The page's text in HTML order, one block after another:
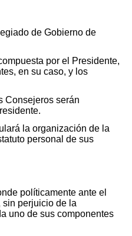
de Gobierno de
por el Presidente,
en su caso, y los
Consejeros serán
la organización de la
personal de sus
políticamente ante el
sin perjuicio de la
uno de sus componentes